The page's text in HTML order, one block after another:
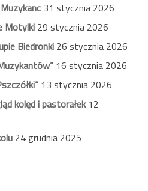
31 stycznia 2026
Motylki 29 stycznia 2026
Biedronki 26 stycznia 2026
16 stycznia 2026
13 stycznia 2026
kolęd i pastorałek12
24 grudnia 2025